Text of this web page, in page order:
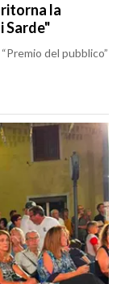
la
Sarde"
del pubblico”